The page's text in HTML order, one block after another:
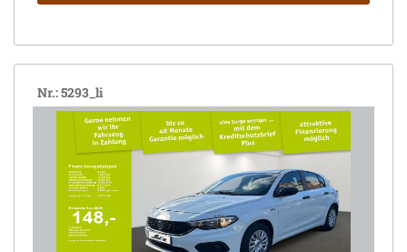
Nr.: 5293_li